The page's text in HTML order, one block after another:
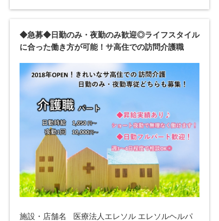
◆急募◆日勤のみ・夜勤のみ歓迎◎ライフスタイル
に合った働き方が可能！サ高住での訪問介護職
施設・店舗名
医療法人エレソル エレソルヘルパ